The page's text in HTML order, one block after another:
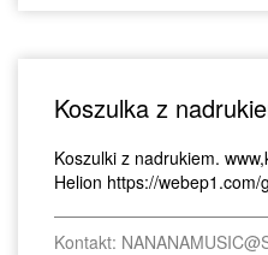
Koszulka z
Koszulki z nadrukiem.
Helion https://
Kontakt: